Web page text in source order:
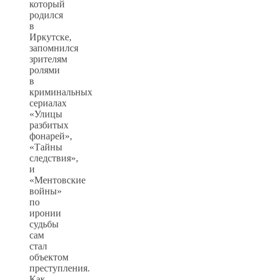
который
родился
в
Иркутске,
запомнился
зрителям
ролями
в
криминальных
сериалах
«Улицы
разбитых
фонарей»,
«Тайны
следствия»,
и
«Ментовские
войны»
по
иронии
судьбы
сам
стал
объектом
преступления.